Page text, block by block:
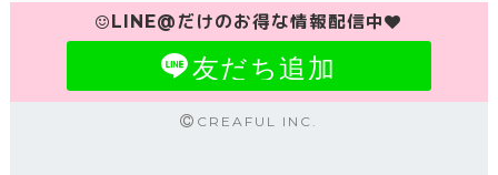
LINE@だけのお得な情報配信中
友だち追加
CREAFUL INC.